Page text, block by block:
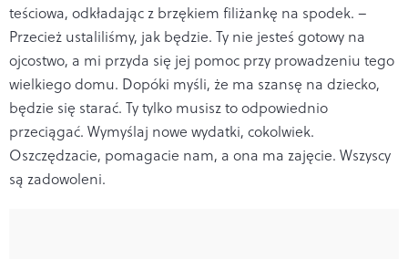
teściowa, odkładając z brzękiem filiżankę na spodek. –
Przecież ustaliliśmy, jak będzie. Ty nie jesteś gotowy na
ojcostwo, a mi przyda się jej pomoc przy prowadzeniu tego
wielkiego domu. Dopóki myśli, że ma szansę na dziecko,
będzie się starać. Ty tylko musisz to odpowiednio
przeciągać. Wymyślaj nowe wydatki, cokolwiek.
Oszczędzacie, pomagacie nam, a ona ma zajęcie. Wszyscy
są zadowoleni.